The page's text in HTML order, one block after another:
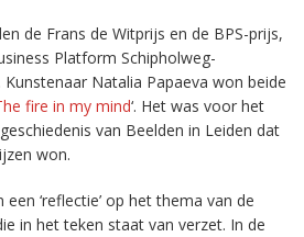
de Frans de Witprijs en de BPS-prijs,
Platform Schipholweg-
Natalia Papaeva won beide
fire in my mind‘. Het was voor het
van Beelden in Leiden dat
won.
‘reflectie’ op het thema van de
in het teken staat van verzet. In de